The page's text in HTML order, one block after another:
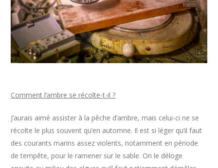
Comment l’ambre se récolte-t-il ?
J’aurais aimé assister à la pêche d’ambre, mais celui-ci ne se
récolte le plus souvent qu’en automne. Il est si léger qu’il faut
des courants marins assez violents, notamment en période
de tempête, pour le ramener sur le sable. On le déloge